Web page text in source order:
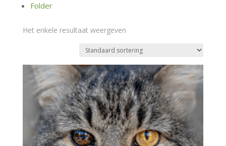
Folder
Het enkele resultaat weergeven